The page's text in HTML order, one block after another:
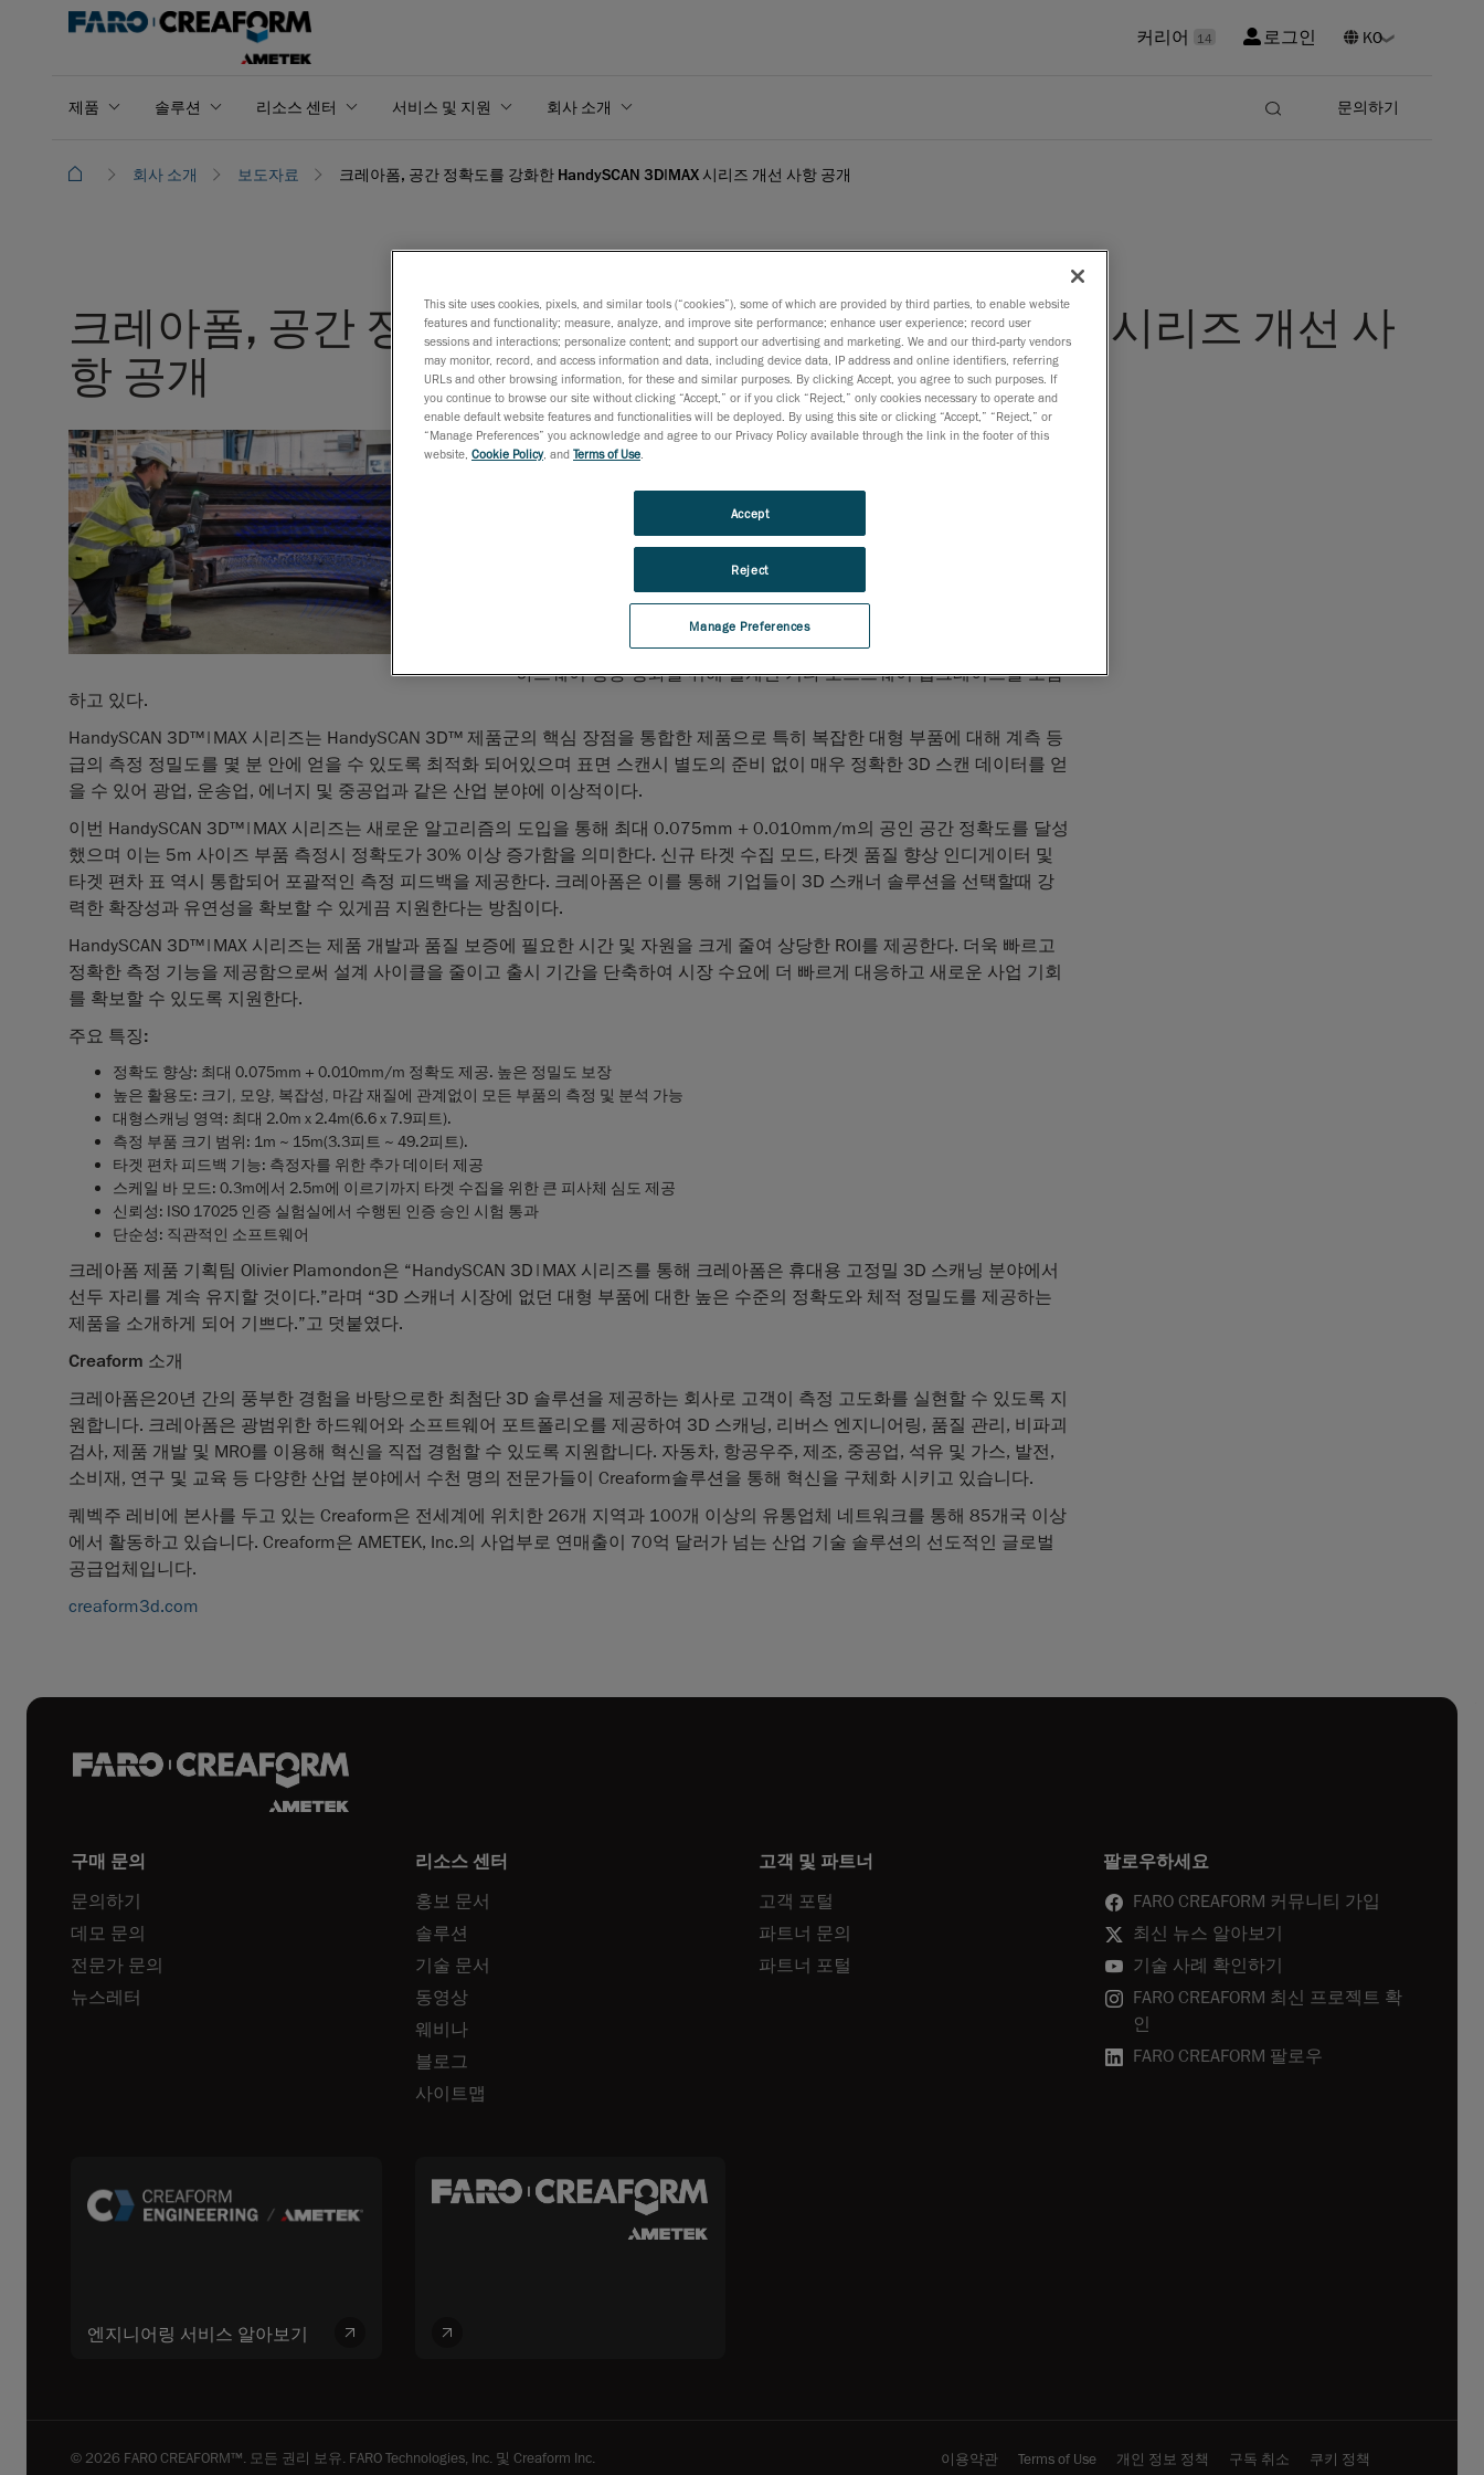
커리어 14 로그인
제품 솔루션 리소스 센터 서비스 및 지원 회사 소개 문의하기
회사 소개 보도자료 크레아폼, 공간 정확도를 강화한 HandySCAN 3D|MAX 시리즈 개선 사항 공개
크레아폼, 공간 정확도를 강화한 HandySCAN 3D|MAX 시리즈 개선 사
항 공개
2024년 10월 22일
대형 부품 측정시 향상된 정확성과 신뢰성 제공
캐나다 퀘벡 레비, 2024년 10월 23일—AMETEK, Inc. 사업부이자
휴대용, 자동화 3D 측정 솔루션제공사인
HandySCAN 3D|MAX 시리즈최신 개선 사항을 발표했다. 이 개선 사항에
는 대형 부품의 공간 정확도 개선과 사용자가 첫 번째 스캐닝 작업만으
로도 올바른 데이터를 캡쳐하도록 지원하는 측정 피드백 가이드, 그리고
하드웨어 성능 강화를 위해 설계된 기타 소프트웨어 업그레이드를 포함
하고 있다.
HandySCAN 3D™|MAX 시리즈는 HandySCAN 3D™ 제품군의 핵심 장점을 통합한 제품으로 특히 복잡한 대형 부품에 대해 계측 등
급의 측정 정밀도를 몇 분 안에 얻을 수 있도록 최적화 되어있으며 표면 스캔시 별도의 준비 없이 매우 정확한 3D 스캔 데이터를 얻
을 수 있어 광업, 운송업, 에너지 및 중공업과 같은 산업 분야에 이상적이다.
이번 HandySCAN 3D™|MAX 시리즈는 새로운 알고리즘의 도입을 통해 최대 0.075mm + 0.010mm/m의 공인 공간 정확도를 달성
했으며 이는 5m 사이즈 부품 측정시 정확도가 30% 이상 증가함을 의미한다. 신규 타겟 수집 모드, 타겟 품질 향상 인디게이터 및
타겟 편차 표 역시 통합되어 포괄적인 측정 피드백을 제공한다. 크레아폼은 이를 통해 기업들이 3D 스캐너 솔루션을 선택할때 강
력한 확장성과 유연성을 확보할 수 있게끔 지원한다는 방침이다.
HandySCAN 3D™|MAX 시리즈는 제품 개발과 품질 보증에 필요한 시간 및 자원을 크게 줄여 상당한 ROI를 제공한다. 더욱 빠르고
정확한 측정 기능을 제공함으로써 설계 사이클을 줄이고 출시 기간을 단축하여 시장 수요에 더 빠르게 대응하고 새로운 사업 기회
를 확보할 수 있도록 지원한다.
주요 특징:
정확도 향상: 최대 0.075mm + 0.010mm/m 정확도 제공. 높은 정밀도 보장
높은 활용도: 크기, 모양, 복잡성, 마감 재질에 관계없이 모든 부품의 측정 및 분석 가능
대형스캐닝 영역: 최대 2.0m x 2.4m(6.6 x 7.9피트).
측정 부품 크기 범위: 1m ~ 15m(3.3피트 ~ 49.2피트).
타겟 편차 피드백 기능: 측정자를 위한 추가 데이터 제공
스케일 바 모드: 0.3m에서 2.5m에 이르기까지 타겟 수집을 위한 큰 피사체 심도 제공
신뢰성: ISO 17025 인증 실험실에서 수행된 인증 승인 시험 통과
단순성: 직관적인 소프트웨어
크레아폼 제품 기획팀 Olivier Plamondon은 “HandySCAN 3D|MAX 시리즈를 통해 크레아폼은 휴대용 고정밀 3D 스캐닝 분야에서
선두 자리를 계속 유지할 것이다.”라며 “3D 스캐너 시장에 없던 대형 부품에 대한 높은 수준의 정확도와 체적 정밀도를 제공하는
제품을 소개하게 되어 기쁘다.”고 덧붙였다.
Creaform 소개
크레아폼은20년 간의 풍부한 경험을 바탕으로한 최첨단 3D 솔루션을 제공하는 회사로 고객이 측정 고도화를 실현할 수 있도록 지
원합니다. 크레아폼은 광범위한 하드웨어와 소프트웨어 포트폴리오를 제공하여 3D 스캐닝, 리버스 엔지니어링, 품질 관리, 비파괴
검사, 제품 개발 및 MRO를 이용해 혁신을 직접 경험할 수 있도록 지원합니다. 자동차, 항공우주, 제조, 중공업, 석유 및 가스, 발전,
소비재, 연구 및 교육 등 다양한 산업 분야에서 수천 명의 전문가들이 Creaform솔루션을 통해 혁신을 구체화 시키고 있습니다.
퀘벡주 레비에 본사를 두고 있는 Creaform은 전세계에 위치한 26개 지역과 100개 이상의 유통업체 네트워크를 통해 85개국 이상
에서 활동하고 있습니다. Creaform은 AMETEK, Inc.의 사업부로 연매출이 70억 달러가 넘는 산업 기술 솔루션의 선도적인 글로벌
공급업체입니다.
creaform3d.com
구매 문의
문의하기
데모 문의
전문가 문의
뉴스레터
리소스 센터
홍보 문서
솔루션
기술 문서
동영상
웨비나
블로그
사이트맵
고객 및 파트너
고객 포털
파트너 문의
파트너 포털
팔로우하세요
FARO CREAFORM 커뮤니티 가입
최신 뉴스 알아보기
기술 사례 확인하기
FARO CREAFORM 최신 프로젝트 확
인
FARO CREAFORM 팔로우
엔지니어링 서비스 알아보기
© 2026 FARO CREAFORM™. 모든 권리 보유. FARO Technologies, Inc. 및 Creaform Inc. 이용약관 Terms of Use 개인 정보 정책 구독 취소 쿠키 정책
This site uses cookies, pixels, and similar tools (“cookies”), some of which are provided by third parties, to enable website
features and functionality; measure, analyze, and improve site performance; enhance user experience; record user
sessions and interactions; personalize content; and support our advertising and marketing. We and our third-party vendors
may monitor, record, and access information and data, including device data, IP address and online identifiers, referring
URLs and other browsing information, for these and similar purposes. By clicking Accept, you agree to such purposes. If
you continue to browse our site without clicking “Accept,” or if you click “Reject,” only cookies necessary to operate and
enable default website features and functionalities will be deployed. By using this site or clicking “Accept,” “Reject,” or
“Manage Preferences” you acknowledge and agree to our Privacy Policy available through the link in the footer of this
website, Cookie Policy, and Terms of Use
Manage Preferences
Reject
Accept